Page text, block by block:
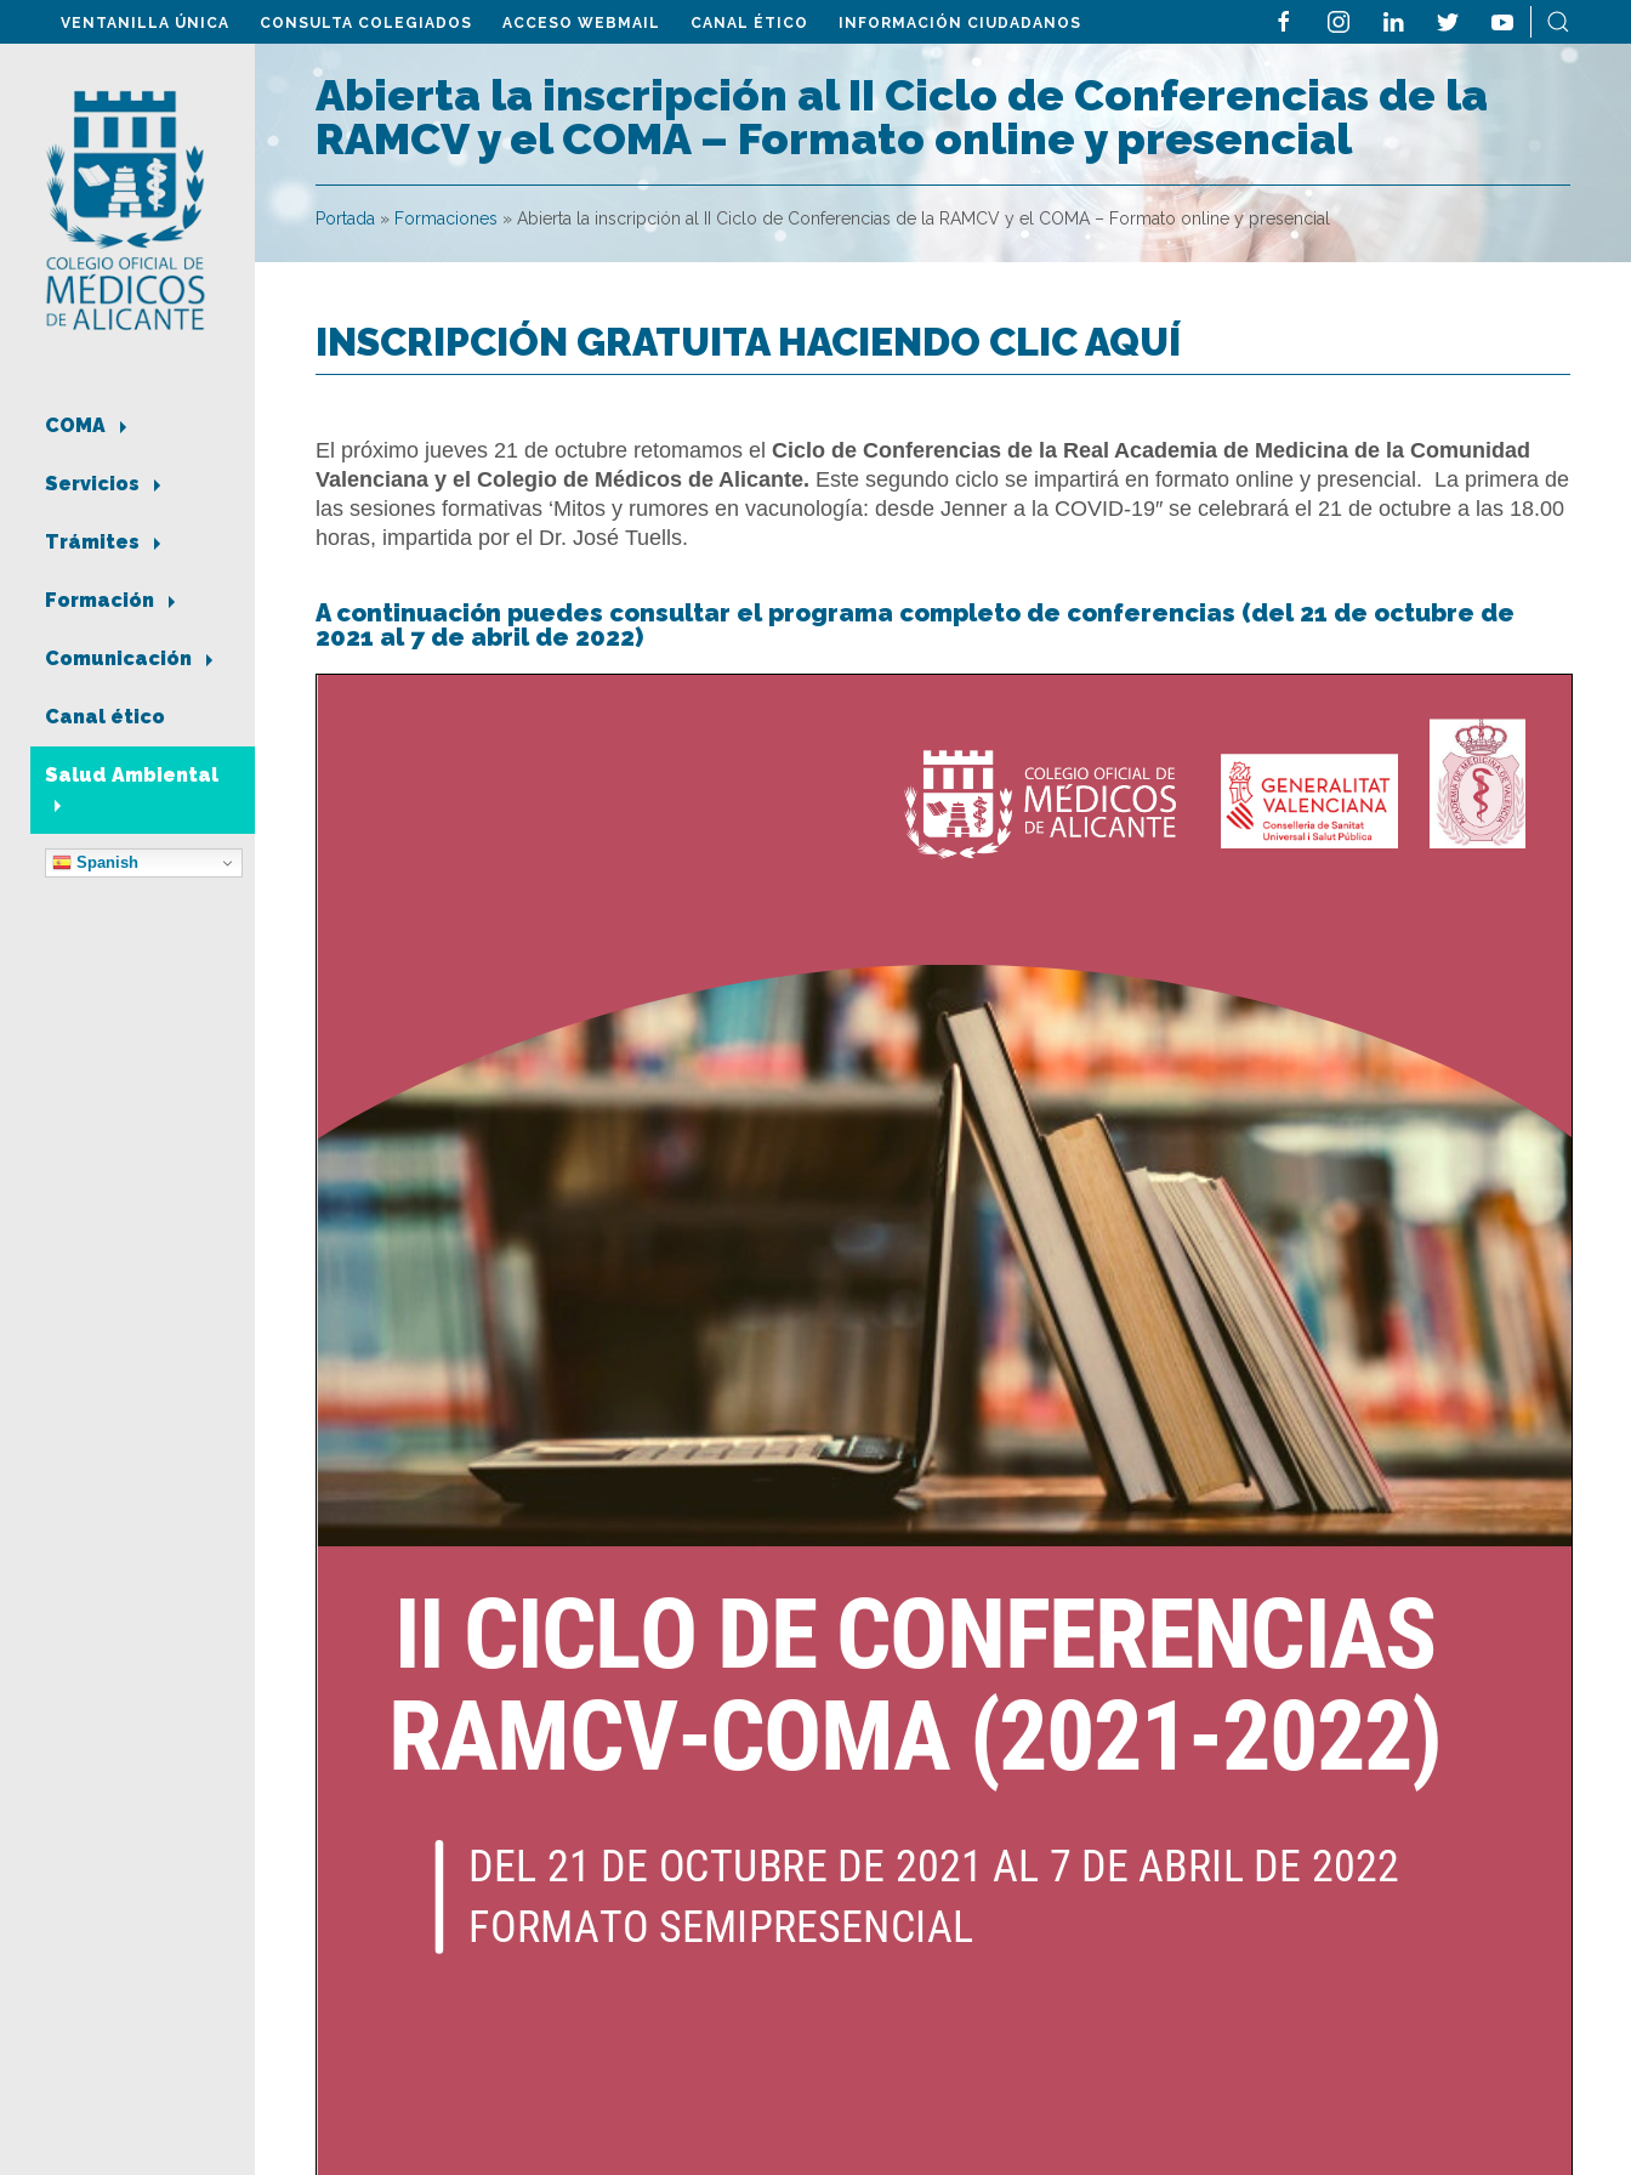
VENTANILLA ÚNICA CONSULTA COLEGIADOS ACCESO WEBMAIL CANAL ÉTICO INFORMACIÓN CIUDADANOS
COMA
Servicios
Trámites
Formación
Comunicación
Canal ético
Salud Ambiental
Spanish
Abierta la inscripción al II Ciclo de Conferencias de la
RAMCV y el COMA – Formato online y presencial
Portada » Formaciones » Abierta la inscripción al II Ciclo de Conferencias de la RAMCV y el COMA – Formato online y presencial
INSCRIPCIÓN GRATUITA HACIENDO CLIC AQUÍ
El próximo jueves 21 de octubre retomamos el Ciclo de Conferencias de la Real Academia de Medicina de la Comunidad
Valenciana y el Colegio de Médicos de Alicante. Este segundo ciclo se impartirá en formato online y presencial. La primera de
las sesiones formativas ‘Mitos y rumores en vacunología: desde Jenner a la COVID-19″ se celebrará el 21 de octubre a las 18.00
horas, impartida por el Dr. José Tuells.
A continuación puedes consultar el programa completo de conferencias (del 21 de octubre de
2021 al 7 de abril de 2022)